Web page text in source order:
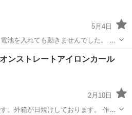
5月4日
池を入れても動きませんでした。 接
、修理できる腕がないので出品しま
す。
美容家電 ジャンク品
ンストレートアイロンカール
2月10日
外箱が日焼けしております。 作動